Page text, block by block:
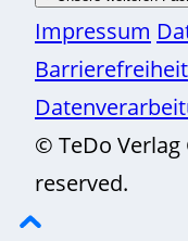
Impressum
Barrierefreiheit
© TeDo
reserved.